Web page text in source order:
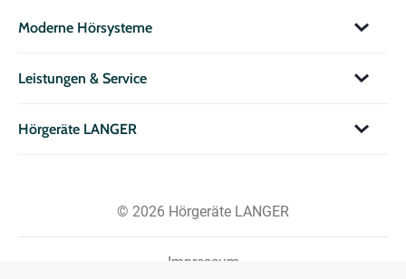
Moderne Hörsysteme
Leistungen & Service
Hörgeräte LANGER
© 2026 Hörgeräte LANGER
Impressum